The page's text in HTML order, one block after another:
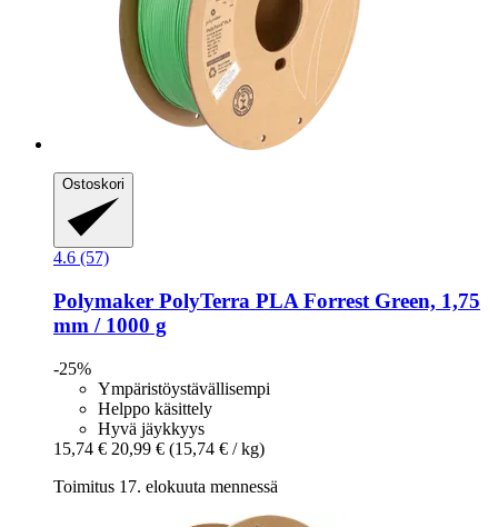
Ostoskori
4.6 (57)
Polymaker PolyTerra PLA Forrest Green, 1,75
mm / 1000 g
-25%
Ympäristöystävällisempi
Helppo käsittely
Hyvä jäykkyys
15,74 € 20,99 € (15,74 € / kg)
Toimitus 17. elokuuta mennessä